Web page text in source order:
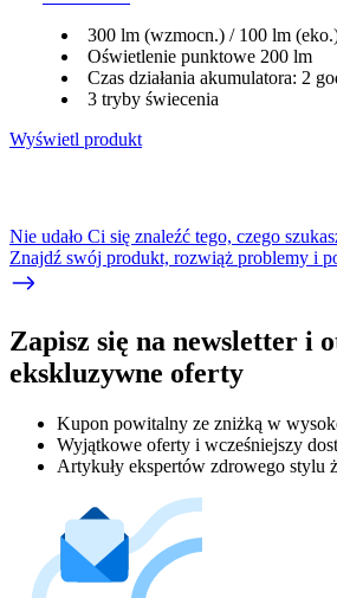
300 lm (wzmocn.) / 100 lm
Oświetlenie punktowe 200 lm
Czas działania akumulatora: 2
3 tryby świecenia
Wyświetl produkt
Nie udało Ci się znaleźć tego, czego
Znajdź swój produkt, rozwiąż problemy i
Zapisz się na newsletter i
ekskluzywne oferty
Kupon powitalny ze zniżką w
Wyjątkowe oferty i wcześniejszy
Artykuły ekspertów zdrowego stylu